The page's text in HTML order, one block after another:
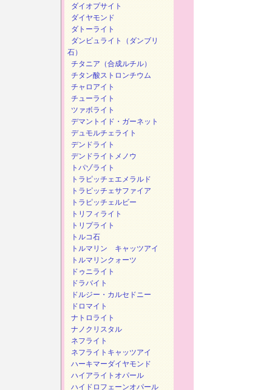
ダイオプサイト
ダイヤモンド
ダトーライト
ダンビュライト（ダンブリ
石）
チタニア（合成ルチル）
チタン酸ストロンチウム
チャロアイト
チューライト
ツァボライト
デマントイド・ガーネット
デュモルチェライト
デンドライト
デンドライトメノウ
トパゾライト
トラピッチェエメラルド
トラピッチェサファイア
トラピッチェルビー
トリフィライト
トリプライト
トルコ石
トルマリン キャッツアイ
トルマリンクォーツ
ドゥニライト
ドラバイト
ドルジー・カルセドニー
ドロマイト
ナトロライト
ナノクリスタル
ネフライト
ネフライトキャッツアイ
ハーキマーダイヤモンド
ハイアライトオパール
ハイドロフェーンオパール